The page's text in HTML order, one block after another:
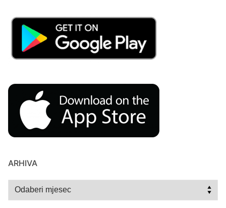
ARHIVA
Arhiva